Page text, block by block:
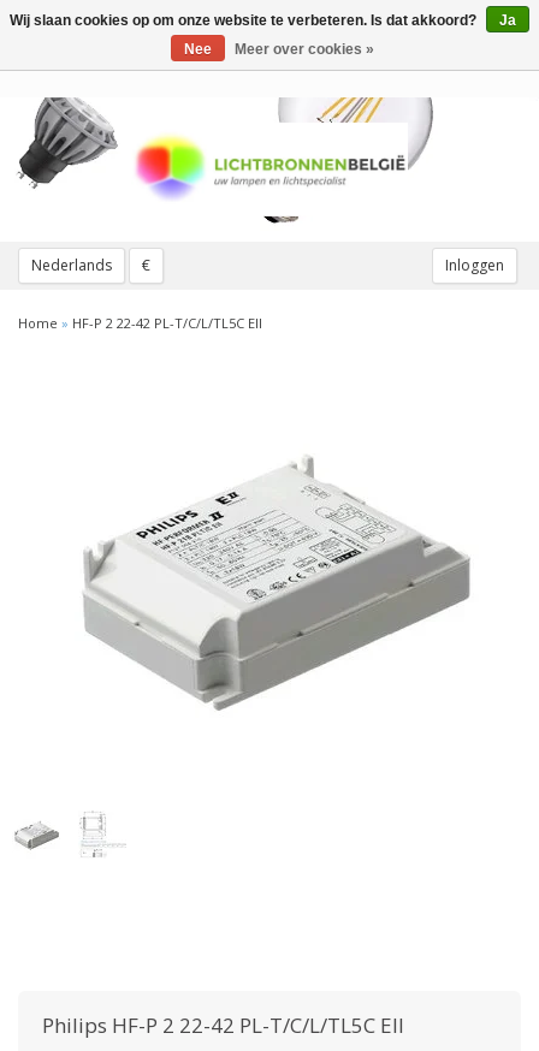
Nederlands € Inloggen
Toggle
Home » HF-P 2 22-42 PL-T/C/L/TL5C EII
Philips HF-P 2 22-42 PL-T/C/L/TL5C EII
Wij slaan cookies op om onze website te verbeteren. Is dat akkoord?
Ja
Nee
Meer over cookies »